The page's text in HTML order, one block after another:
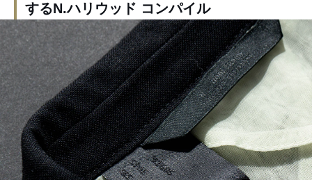
するN.ハリウッド コンパイル